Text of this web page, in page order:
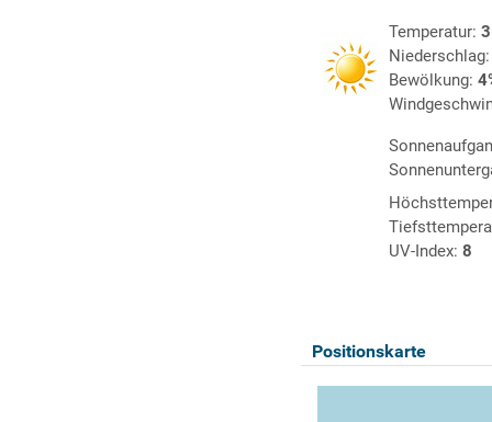
Temperatur:
Niederschlag:
Bewölkung:
UV-Index: 8
Positionskarte